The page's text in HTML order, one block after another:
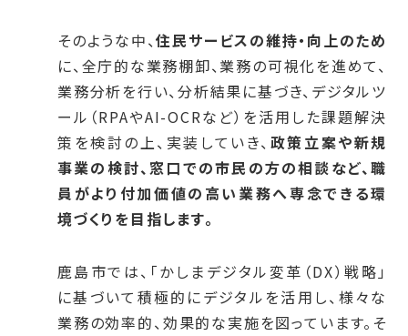
そのような中、住民サービスの維持・向上のため
に、全庁的な業務棚卸、業務の可視化を進めて、
業務分析を行い、分析結果に基づき、デジタルツ
ール（RPAやAI-OCRなど）を活用した課題解決
策を検討の上、実装していき、 政策立案や新規
事業の検討、窓口での市民の方の相談など、職
員がより付加価値の高い業務へ専念できる環
境づくりを目指します。
鹿島市では、「かしまデジタル変革（DX）戦略」
に基づいて積極的にデジタルを活用し、様々な
業務の効率的、効果的な実施を図っています。そ